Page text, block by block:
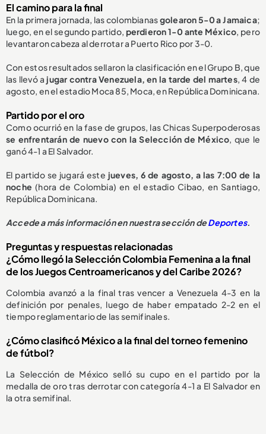
El camino para la final
En la primera jornada, las colombianasgolearon 5-0 a Jamaica;
luego, en el segundo partido, perdieron 1-0 ante México, pero
levantaron cabeza al derrotar a Puerto Rico por 3-0.
Con estos resultados sellaron la clasificación en el Grupo B, que
las llevó ajugar contra Venezuela, en la tarde del martes, 4 de
agosto, en el estadio Moca 85, Moca, en República Dominicana.
Partido por el oro
Como ocurrió en la fase de grupos, las Chicas Superpoderosas
se enfrentarán de nuevo con la Selección de México, que le
ganó 4-1 a El Salvador.
El partido se jugará este jueves, 6 de agosto, a las 7:00 de la
noche (hora de Colombia) en el estadio Cibao, en Santiago,
República Dominicana.
Accede a más información en nuestra sección deDeportes.
Preguntas y respuestas relacionadas
¿Cómo llegó la Selección Colombia Femenina a la final
de los Juegos Centroamericanos y del Caribe 2026?
Colombia avanzó a la final tras vencer a Venezuela 4-3 en la
definición por penales, luego de haber empatado 2-2 en el
tiempo reglamentario de las semifinales.
¿Cómo clasificó México a la final del torneo femenino
de fútbol?
La Selección de México selló su cupo en el partido por la
medalla de oro tras derrotar con categoría 4-1 a El Salvador en
la otra semifinal.